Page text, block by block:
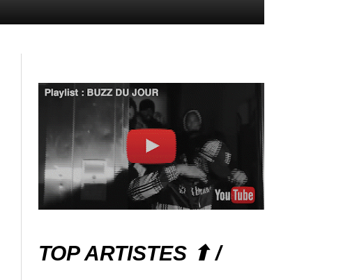
TOP ARTISTES ⬆ /